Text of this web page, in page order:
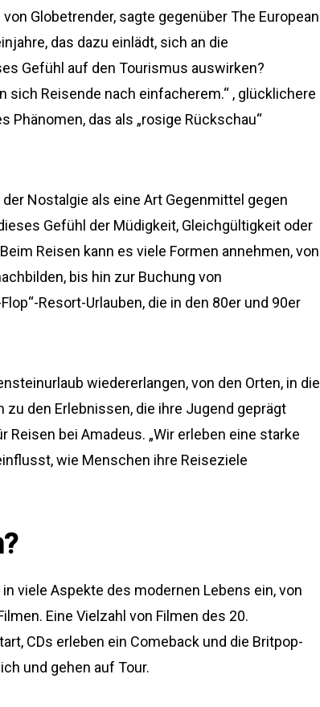
Globetrender, sagte gegenüber The European
das dazu einlädt, sich an die
Gefühl auf den Tourismus auswirken?
Reisende nach einfacherem.“ , glücklichere
das als „rosige Rückschau“
Nostalgie als eine Art Gegenmittel gegen
Gefühl der Müdigkeit, Gleichgültigkeit oder
Reisen kann es viele Formen annehmen, von
bis hin zur Buchung von
Resort-Urlauben, die in den 80er und 90er
wiedererlangen, von den Orten, in die
den Erlebnissen, die ihre Jugend geprägt
Reisen bei Amadeus. „Wir erleben eine starke
wie Menschen ihre Reiseziele
viele Aspekte des modernen Lebens ein, von
Eine Vielzahl von Filmen des 20.
CDs erleben ein Comeback und die Britpop-
und gehen auf Tour.